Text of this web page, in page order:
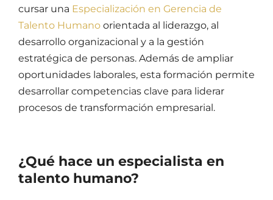
cursar una Especialización en Gerencia de
Talento Humano orientada al liderazgo, al
desarrollo organizacional y a la gestión
estratégica de personas. Además de ampliar
oportunidades laborales, esta formación permite
desarrollar competencias clave para liderar
procesos de transformación empresarial.
¿Qué hace un especialista en
talento humano?